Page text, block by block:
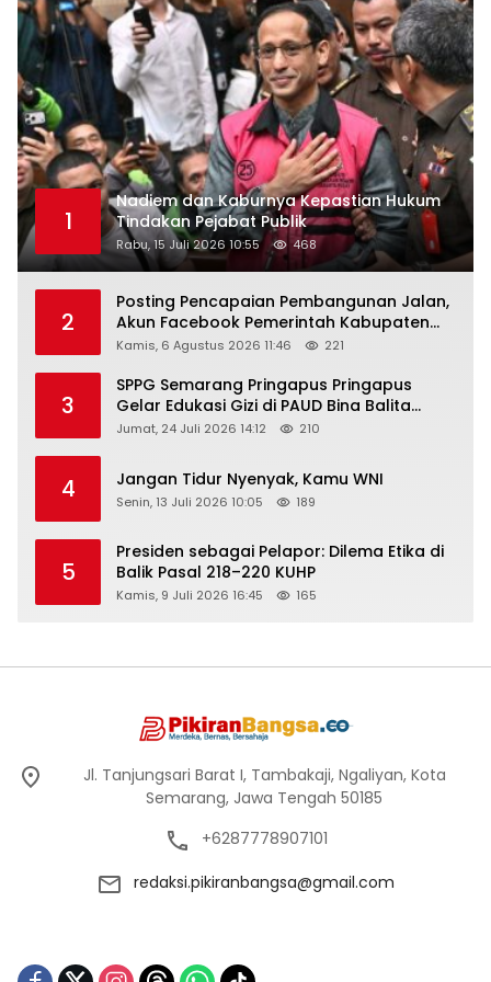
1
Nadiem dan Kaburnya Kepastian Hukum
Tindakan Pejabat Publik
Rabu, 15 Juli 2026 10:55 468
2
Posting Pencapaian Pembangunan Jalan,
Akun Facebook Pemerintah Kabupaten
Rembang “Dirujak” Warganet
Kamis, 6 Agustus 2026 11:46 221
3
SPPG Semarang Pringapus Pringapus
Gelar Edukasi Gizi di PAUD Bina Balita
Peringati Hari Anak Nasional 2026
Jumat, 24 Juli 2026 14:12 210
4 Jangan Tidur Nyenyak, Kamu WNI
Senin, 13 Juli 2026 10:05 189
5
Presiden sebagai Pelapor: Dilema Etika di
Balik Pasal 218–220 KUHP
Kamis, 9 Juli 2026 16:45 165
Jl. Tanjungsari Barat I, Tambakaji, Ngaliyan, Kota
Semarang, Jawa Tengah 50185
+6287778907101
redaksi.pikiranbangsa@gmail.com